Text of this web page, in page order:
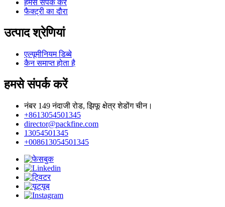
हमसे संपर्क करें
फैक्ट्री का दौरा
उत्पाद श्रेणियां
एल्यूमीनियम डिब्बे
कैन समाप्त होता है
हमसे संपर्क करें
नंबर 149 नंदाजी रोड, झिफू क्षेत्र शेडोंग चीन।
+8613054501345
director@packfine.com
13054501345
+008613054501345